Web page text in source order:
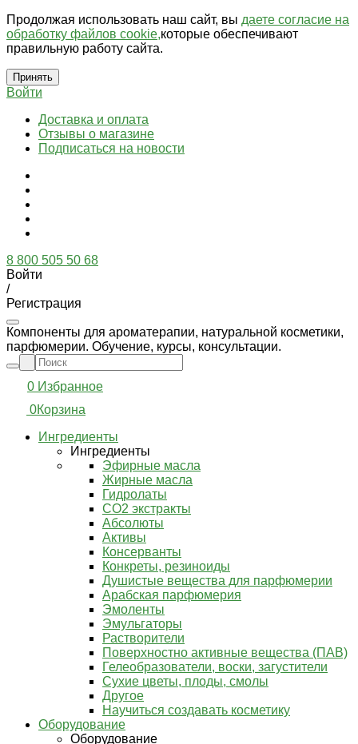
Продолжая использовать наш сайт, вы даете согласие на
обработку файлов cookie,которые обеспечивают
правильную работу сайта.
Принять
Войти
Доставка и оплата
Отзывы о магазине
Подписаться на новости
8 800 505 50 68
Войти
/
Регистрация
Компоненты для ароматерапии, натуральной косметики,
парфюмерии. Обучение, курсы, консультации.
0 Избранное
0Корзина
Ингредиенты
Ингредиенты
Эфирные масла
Жирные масла
Гидролаты
СО2 экстракты
Абсолюты
Активы
Консерванты
Конкреты, резиноиды
Душистые вещества для парфюмерии
Арабская парфюмерия
Эмоленты
Эмульгаторы
Растворители
Поверхностно активные вещества (ПАВ)
Гелеобразователи, воски, загустители
Сухие цветы, плоды, смолы
Другое
Научиться создавать косметику
Оборудование
Оборудование